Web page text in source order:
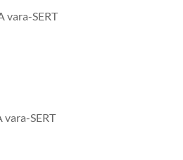
vara-SERT
vara-SERT